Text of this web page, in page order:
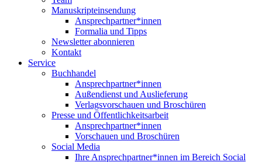
Manuskripteinsendung
Ansprechpartner*innen
Formalia und Tipps
Newsletter abonnieren
Kontakt
Service
Buchhandel
Ansprechpartner*innen
Außendienst und Auslieferung
Verlagsvorschauen und Broschüren
Presse und Öffentlichkeitsarbeit
Ansprechpartner*innen
Vorschauen und Broschüren
Social Media
Ihre Ansprechpartner*innen im Bereich Social